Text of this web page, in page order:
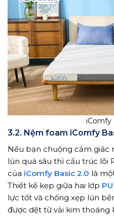
iComfy
3.2. Nệm foam iComfy
Nếu bạn chuộng cảm giác
lún quá sâu thì cấu trúc lõi
của iComfy Basic 2.0 là
Thiết kế kẹp giữa hai lớp
lực tốt và chống xẹp lún
được dệt từ vải kim thoáng